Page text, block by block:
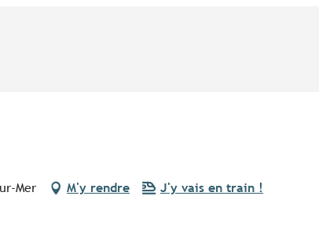
Mer M'y rendre J'y vais en train !